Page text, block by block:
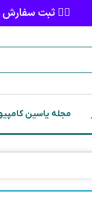
👈🏻 ثبت
مجله یاسین